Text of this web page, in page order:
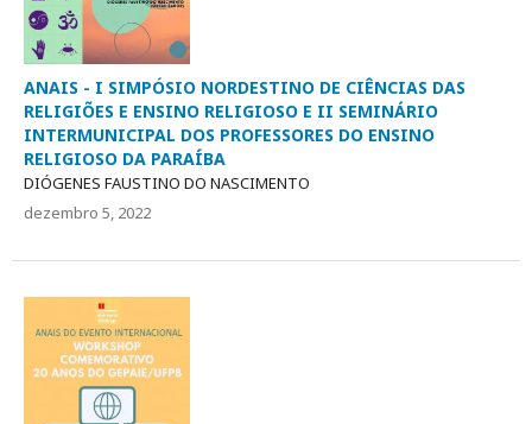
ANAIS - I SIMPÓSIO NORDESTINO DE CIÊNCIAS DAS
RELIGIÕES E ENSINO RELIGIOSO E II SEMINÁRIO
INTERMUNICIPAL DOS PROFESSORES DO ENSINO
RELIGIOSO DA PARAÍBA
DIÓGENES FAUSTINO DO NASCIMENTO
dezembro 5, 2022